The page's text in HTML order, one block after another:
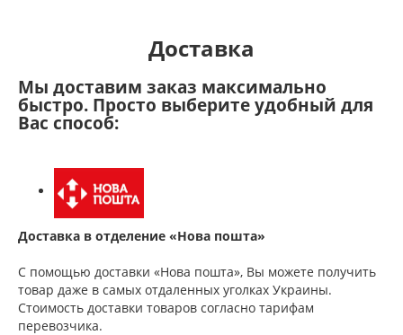
Доставка
Мы доставим заказ максимально
быстро. Просто выберите удобный для
Вас способ:
Доставка в отделение «Нова пошта»
С помощью доставки «Нова пошта», Вы можете получить
товар даже в самых отдаленных уголках Украины.
Стоимость доставки товаров согласно тарифам
перевозчика.